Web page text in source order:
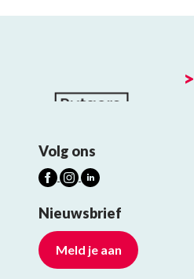
>
Volg ons
Nieuwsbrief
Meld je aan